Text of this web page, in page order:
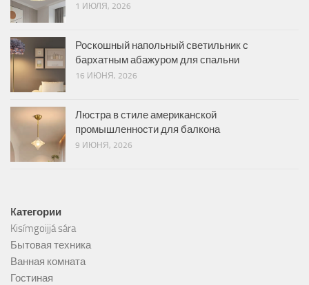
1 ИЮЛЯ, 2026
Роскошный напольный светильник с
бархатным абажуром для спальни
16 ИЮНЯ, 2026
Люстра в стиле американской
промышленности для балкона
9 ИЮНЯ, 2026
Kатегории
Kisímgoijjá sára
Бытовая техника
Ванная комната
Гостиная